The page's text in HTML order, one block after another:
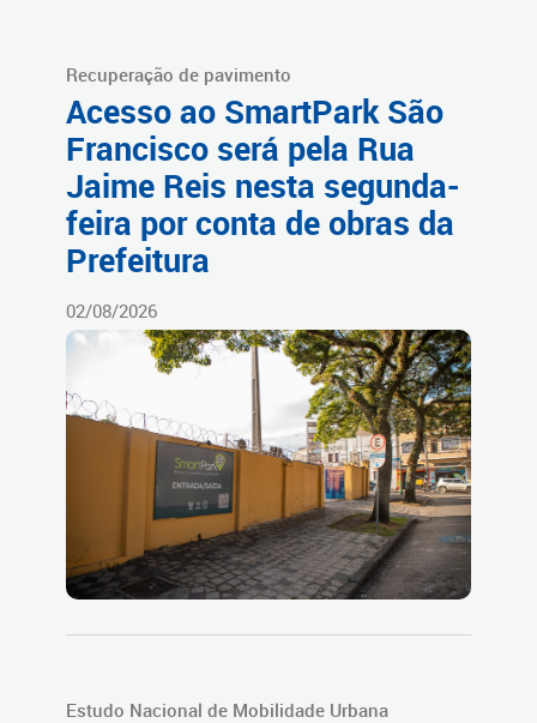
Recuperação de pavimento
Acesso ao SmartPark São
Francisco será pela Rua
Jaime Reis nesta segunda-
feira por conta de obras da
Prefeitura
02/08/2026
Estudo Nacional de Mobilidade Urbana